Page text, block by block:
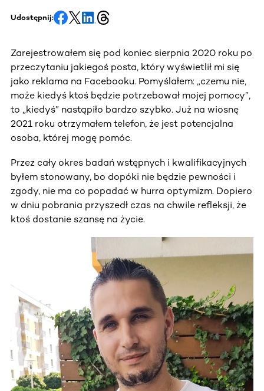
Udostępnij:
Zarejestrowałem się pod koniec sierpnia 2020 roku po
przeczytaniu jakiegoś posta, który wyświetlił mi się
jako reklama na Facebooku. Pomyślałem: „czemu nie,
może kiedyś ktoś będzie potrzebował mojej pomocy”,
to „kiedyś” nastąpiło bardzo szybko. Już na wiosnę
2021 roku otrzymałem telefon, że jest potencjalna
osoba, której mogę pomóc.
Przez cały okres badań wstępnych i kwalifikacyjnych
byłem stonowany, bo dopóki nie będzie pewności i
zgody, nie ma co popadać w hurra optymizm. Dopiero
w dniu pobrania przyszedł czas na chwile refleksji, że
ktoś dostanie szansę na życie.